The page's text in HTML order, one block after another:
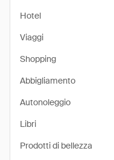
Hotel
Viaggi
Shopping
Abbigliamento
Autonoleggio
Libri
Prodotti di bellezza